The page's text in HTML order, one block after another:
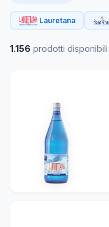
Lauretana
1.156 prodotti disponibili